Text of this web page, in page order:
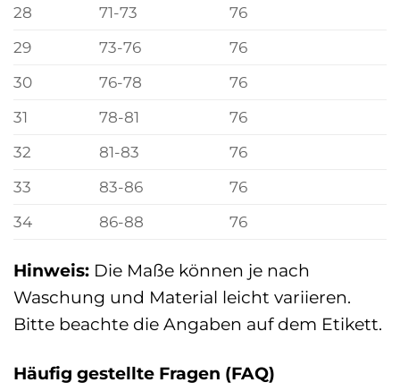
28
71-73
76
29
73-76
76
30
76-78
76
31
78-81
76
32
81-83
76
33
83-86
76
34
86-88 76
Hinweis: Die Maße können je nach
Waschung und Material leicht variieren.
Bitte beachte die Angaben auf dem Etikett.
Häufig gestellte Fragen (FAQ)